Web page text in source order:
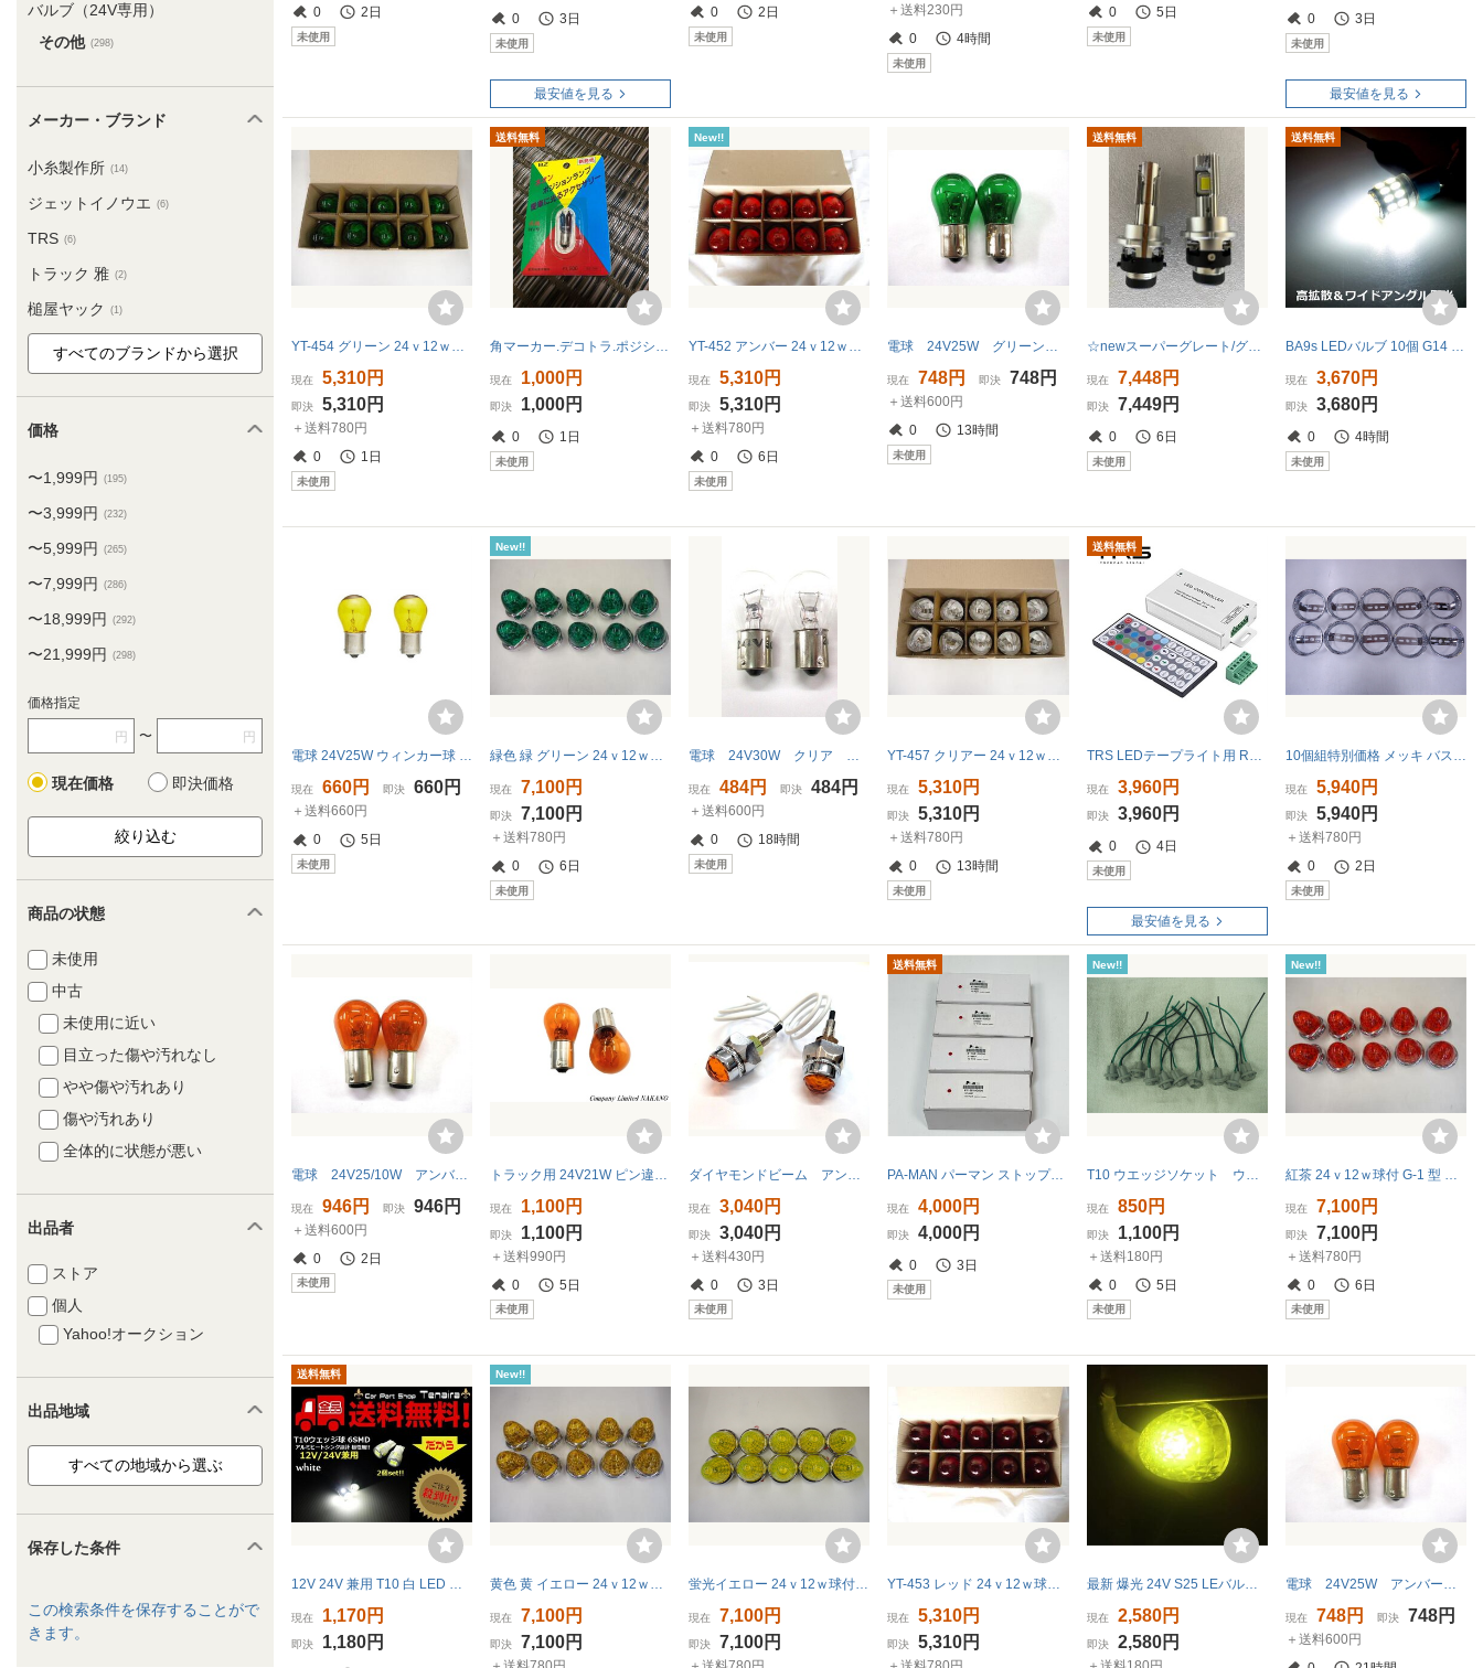
バルブ（24V専用）
その他 (298)
メーカー・ブランド
小糸製作所 (14)
ジェットイノウエ (6)
TRS (6)
トラック 雅 (2)
槌屋ヤック (1)
価格
〜1,999円 (195)
〜3,999円 (232)
〜5,999円 (265)
〜7,999円 (286)
〜18,999円 (292)
〜21,999円 (298)
価格指定
円 〜 円
現在価格 即決価格
商品の状態
未使用
中古
未使用に近い
目立った傷や汚れなし
やや傷や汚れあり
傷や汚れあり
全体的に状態が悪い
出品者
ストア
個人
Yahoo!オークション
出品地域
保存した条件
この検索条件を保存することがで
きます。
0
2日
未使用
0 3日
未使用
最安値を見る
0
2日
未使用
＋送料230円
0
4時間
未使用
0
5日
未使用
0 3日
未使用
最安値を見る
YT-454 グリーン 24ｖ12ｗ球付 Pトップ バスマーカーランプ ヤック 10個組 トラック用品
現在 5,310円
即決 5,310円
＋送料780円
0
1日
未使用
送料無料
角マーカー.デコトラ.ポジション球.当時物.バイメタル球.BA9S.点滅球
現在 1,000円
即決 1,000円
0 1日
未使用
New!!
YT-452 アンバー 24ｖ12ｗ球付 Pトップ バスマーカーランプ ヤック 10個組 トラック用品
現在 5,310円
即決 5,310円
＋送料780円
0
6日
未使用
電球 24V25W グリーン（緑） シングル球 2個セット
現在 748円 即決 748円
＋送料600円
0
13時間
未使用
送料無料
☆newスーパーグレート/グランドプロフイアD2S/D2R/D2C led,21500cd 24V HID車交換用 BRILLIO製G3 ヘッドライト グレアカットシェード付
現在 7,448円
即決 7,449円
0 6日
未使用
送料無料
BA9s LEDバルブ 10個 G14 12V 24V ホワイト 高輝度3014SMDチップ 30連LED ポジション ナンバー灯 トラック ルームランプ トラック 車
現在 3,670円
即決 3,680円
0 4時間
未使用
電球 24V25W ウィンカー球 (シングル) イエロー 2個セット BA15S S-25
現在 660円 即決 660円
＋送料660円
0
5日
未使用
New!!
緑色 緑 グリーン 24ｖ12ｗ球付 G-1 型 バスマーカーランプ JETイノウエ 632353 10個組 トラック ダンプ デコトラ 緑
現在 7,100円
即決 7,100円
＋送料780円
0
6日
未使用
電球 24V30W クリア シングル球 2個セット
現在 484円 即決 484円
＋送料600円
0
18時間
未使用
YT-457 クリアー 24ｖ12ｗ球付 Pトップ バスマーカーランプ ヤック 10個組 トラック用品
現在 5,310円
即決 5,310円
＋送料780円
0
13時間
未使用
送料無料
TRS LEDテープライト用 RGBコントローラー 44キー 12/24V共用 24A 5050 315143
現在 3,960円
即決 3,960円
0 4日
未使用
最安値を見る
10個組特別価格 メッキ バスマーカーリングDX JETイノウエ 634701 トラック ダンプ デコトラ LEDマーカー
現在 5,940円
即決 5,940円
＋送料780円
0
2日
未使用
電球 24V25/10W アンバー（橙） ダブル球 2個セット カラー球
現在 946円 即決 946円
＋送料600円
0
2日
未使用
現在 1,100円
即決 1,100円
＋送料990円
0
5日
未使用
現在 3,040円
即決 3,040円
＋送料430円
0
3日
未使用
送料無料
PA-MAN パーマン ストップテールランプ球 DC24V ST4887 10個入 4セット トラック用 業務用 整備交換部品 希少 未使用品 MADE IN TAIWAN
現在 4,000円
即決 4,000円
0 3日
未使用
New!!
現在 850円
即決 1,100円
＋送料180円
0
5日
未使用
New!!
現在 7,100円
即決 7,100円
＋送料780円
0
6日
未使用
送料無料
現在 1,170円
即決 1,180円
New!!
現在 7,100円
即決 7,100円
現在 7,100円
即決 7,100円
現在 5,310円
即決 5,310円
最新 爆光 24V S25 LEバルブ 黄色 レモン イエロー5個セット シングル 360度平行ピン マーカーランプ
現在 2,580円
即決 2,580円
現在 748円 即決 748円
＋送料600円